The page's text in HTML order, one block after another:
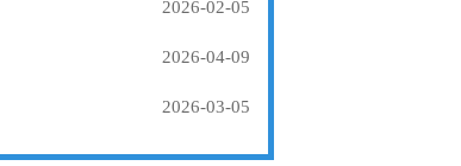
2026-02-05
2026-04-09
2026-03-05